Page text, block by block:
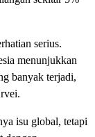
serius.
menunjukkan
banyak terjadi,
isu global, tetapi